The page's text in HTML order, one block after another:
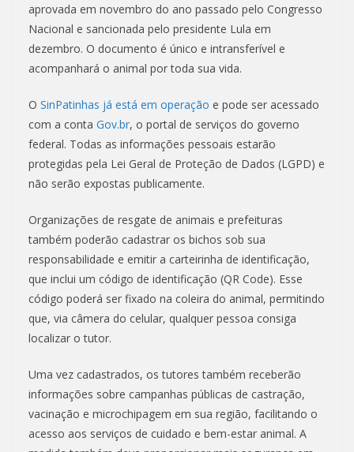
aprovada em novembro do ano passado pelo Congresso
Nacional e sancionada pelo presidente Lula em
dezembro. O documento é único e intransferível e
acompanhará o animal por toda sua vida.
O SinPatinhas já está em operação e pode ser acessado
com a conta Gov.br, o portal de serviços do governo
federal. Todas as informações pessoais estarão
protegidas pela Lei Geral de Proteção de Dados (LGPD) e
não serão expostas publicamente.
Organizações de resgate de animais e prefeituras
também poderão cadastrar os bichos sob sua
responsabilidade e emitir a carteirinha de identificação,
que inclui um código de identificação (QR Code). Esse
código poderá ser fixado na coleira do animal, permitindo
que, via câmera do celular, qualquer pessoa consiga
localizar o tutor.
Uma vez cadastrados, os tutores também receberão
informações sobre campanhas públicas de castração,
vacinação e microchipagem em sua região, facilitando o
acesso aos serviços de cuidado e bem-estar animal. A